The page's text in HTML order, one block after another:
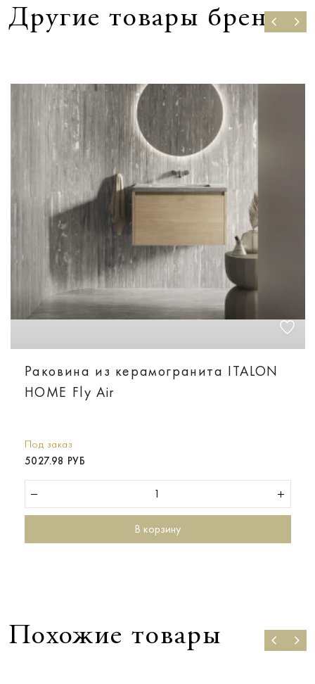
Другие товары бренда
Раковина из керамогранита ITALON
HOME Fly Air
Под заказ
5027.98 РУБ
В корзину
Похожие товары